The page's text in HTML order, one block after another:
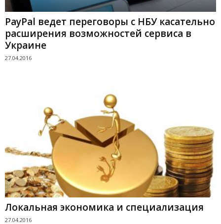
PayPal ведет переговоры с НБУ касательно
расширения возможностей сервиса в
Украине
27.04.2016
Локальная экономика и специализация
27.04.2016